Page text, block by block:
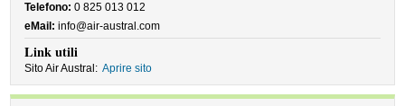
Telefono: 0 825 013 012
eMail: info@air-austral.com
Link utili
Sito Air Austral: Aprire sito